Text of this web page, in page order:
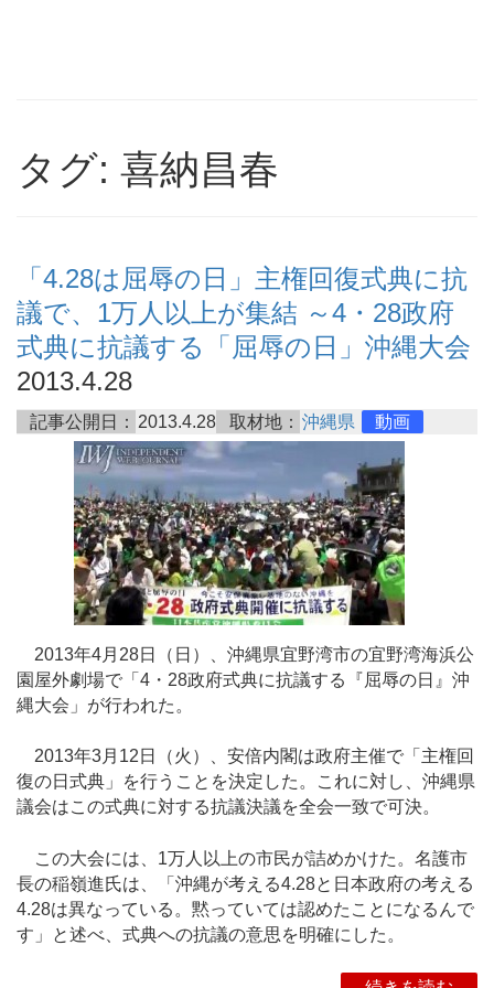
タグ: 喜納昌春
「4.28は屈辱の日」主権回復式典に抗
議で、1万人以上が集結 ～4・28政府
式典に抗議する「屈辱の日」沖縄大会
2013.4.28
記事公開日： 2013.4.28 取材地： 沖縄県 動画
2013年4月28日（日）、沖縄県宜野湾市の宜野湾海浜公
園屋外劇場で「4・28政府式典に抗議する『屈辱の日』沖
縄大会」が行われた。
2013年3月12日（火）、安倍内閣は政府主催で「主権回
復の日式典」を行うことを決定した。これに対し、沖縄県
議会はこの式典に対する抗議決議を全会一致で可決。
この大会には、1万人以上の市民が詰めかけた。名護市
長の稲嶺進氏は、「沖縄が考える4.28と日本政府の考える
4.28は異なっている。黙っていては認めたことになるんで
す」と述べ、式典への抗議の意思を明確にした。